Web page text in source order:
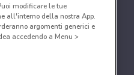
modificare le tue
all'interno della nostra App.
argomenti generici e
accedendo a Menu >